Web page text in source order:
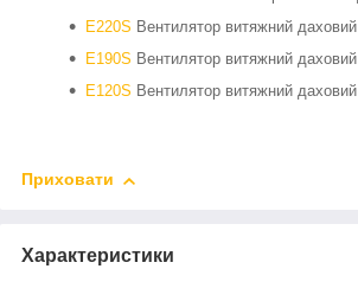
E220S Вентилятор витяжний даховий
E190S Вентилятор витяжний даховий
E120S Вентилятор витяжний даховий
Приховати
Характеристики